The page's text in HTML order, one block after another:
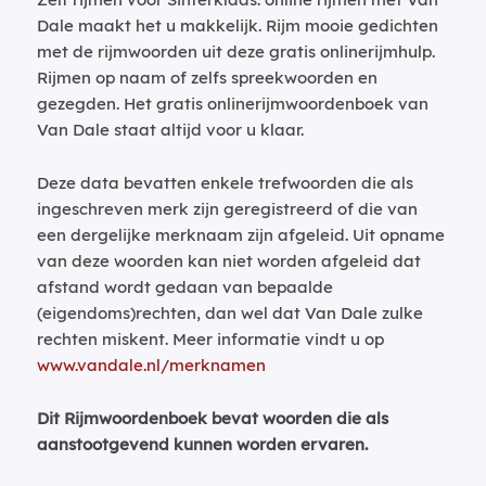
Dale maakt het u makkelijk. Rijm mooie gedichten
met de rijmwoorden uit deze gratis onlinerijmhulp.
Rijmen op naam of zelfs spreekwoorden en
gezegden. Het gratis onlinerijmwoordenboek van
Van Dale staat altijd voor u klaar.
Deze data bevatten enkele trefwoorden die als
ingeschreven merk zijn geregistreerd of die van
een dergelijke merknaam zijn afgeleid. Uit opname
van deze woorden kan niet worden afgeleid dat
afstand wordt gedaan van bepaalde
(eigendoms)rechten, dan wel dat Van Dale zulke
rechten miskent. Meer informatie vindt u op
www.vandale.nl/merknamen
Dit Rijmwoordenboek bevat woorden die als
aanstootgevend kunnen worden ervaren.